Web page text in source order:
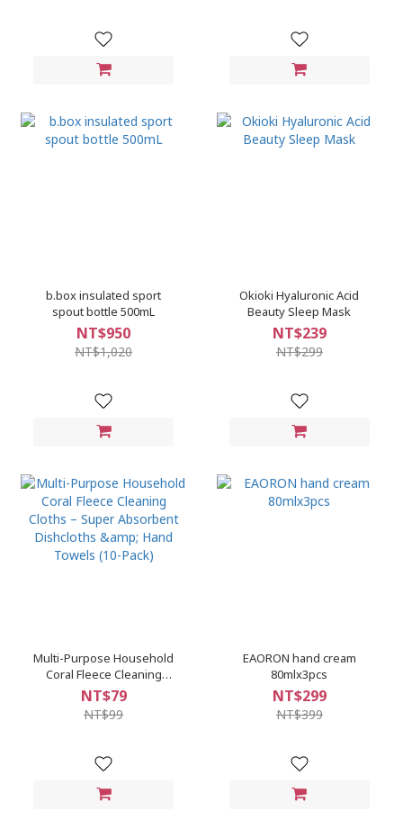
b.box insulated sport
spout bottle 500mL
NT$950
NT$1,020
Okioki Hyaluronic Acid
Beauty Sleep Mask
NT$239
NT$299
Multi-Purpose Household
Coral Fleece Cleaning
Cloths – Super Absorbent
Dishcloths & Hand Towels
(10-Pack)
NT$79
NT$99
EAORON hand cream
80mlx3pcs
NT$299
NT$399